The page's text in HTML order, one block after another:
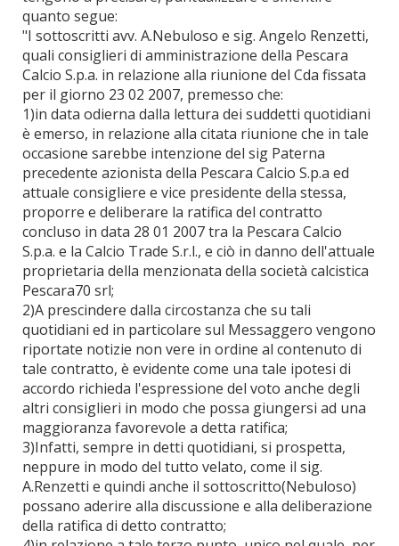
quanto segue:
"I sottoscritti avv. A.Nebuloso e sig. Angelo Renzetti,
quali consiglieri di amministrazione della Pescara
Calcio S.p.a. in relazione alla riunione del Cda fissata
per il giorno 23 02 2007, premesso che:
1)in data odierna dalla lettura dei suddetti quotidiani
è emerso, in relazione alla citata riunione che in tale
occasione sarebbe intenzione del sig Paterna
precedente azionista della Pescara Calcio S.p.a ed
attuale consigliere e vice presidente della stessa,
proporre e deliberare la ratifica del contratto
concluso in data 28 01 2007 tra la Pescara Calcio
S.p.a. e la Calcio Trade S.r.l., e ciò in danno dell'attuale
proprietaria della menzionata della società calcistica
Pescara70 srl;
2)A prescindere dalla circostanza che su tali
quotidiani ed in particolare sul Messaggero vengono
riportate notizie non vere in ordine al contenuto di
tale contratto, è evidente come una tale ipotesi di
accordo richieda l'espressione del voto anche degli
altri consiglieri in modo che possa giungersi ad una
maggioranza favorevole a detta ratifica;
3)Infatti, sempre in detti quotidiani, si prospetta,
neppure in modo del tutto velato, come il sig.
A.Renzetti e quindi anche il sottoscritto(Nebuloso)
possano aderire alla discussione e alla deliberazione
della ratifica di detto contratto;